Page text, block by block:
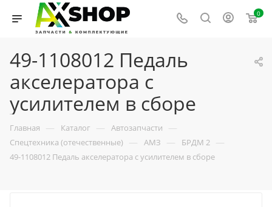
0
49-1108012 Педаль
акселератора с
усилителем в сборе
Главная — Каталог — Автозапчасти —
Спецтехника (отечественные) — АМЗ — БРДМ 2 —
49-1108012 Педаль акселератора с усилителем в сборе